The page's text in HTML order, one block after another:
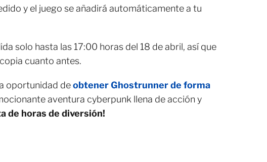
y el juego se añadirá automáticamente a tu
solo hasta las 17:00 horas del 18 de abril, así que
cuanto antes.
oportunidad deobtener Ghostrunner de forma
aventura cyberpunk llena de acción y
de horas de diversión!